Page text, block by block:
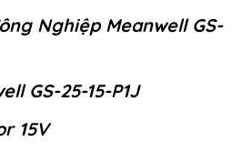
Nghiệp Meanwell GS-
GS-25-15-P1J
15V